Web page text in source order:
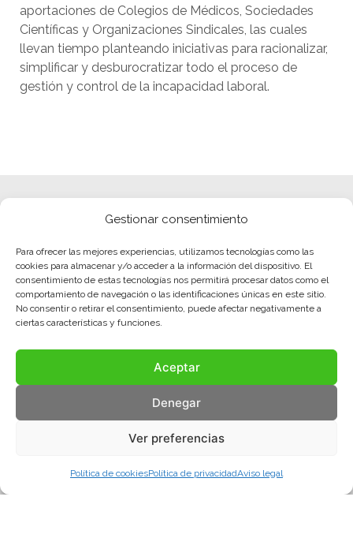
Gestionar consentimiento
Para ofrecer las mejores experiencias, utilizamos tecnologías como las
cookies para almacenar y/o acceder a la información del dispositivo. El
consentimiento de estas tecnologías nos permitirá procesar datos como el
comportamiento de navegación o las identificaciones únicas en este sitio.
No consentir o retirar el consentimiento, puede afectar negativamente a
ciertas características y funciones.
Aceptar
Denegar
Ver preferencias
Política de cookiesPolítica de privacidadAviso legal
aportaciones de Colegios de Médicos, Sociedades
Científicas y Organizaciones Sindicales, las cuales
llevan tiempo planteando iniciativas para racionalizar,
simplificar y desburocratizar todo el proceso de
gestión y control de la incapacidad laboral.